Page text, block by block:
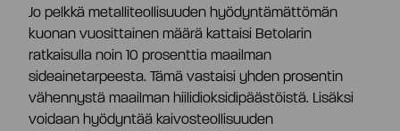
Jo pelkkä metalliteollisuuden hyödyntämättömän
kuonan vuosittainen määrä kattaisi Betolarin
ratkaisulla noin 10 prosenttia maailman
sideainetarpeesta. Tämä vastaisi yhden prosentin
vähennystä maailman hiilidioksidipäästöistä. Lisäksi
voidaan hyödyntää kaivosteollisuuden